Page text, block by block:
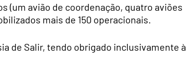
(um avião de coordenação, quatro aviões
mais de 150 operacionais.
de Salir, tendo obrigado inclusivamente à